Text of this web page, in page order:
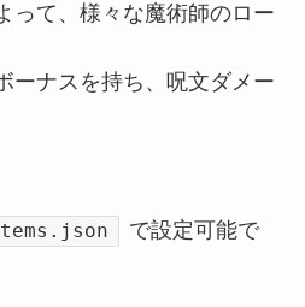
って、様々な魔術師のロー
ーナスを持ち、呪文ダメー
で設定可能で